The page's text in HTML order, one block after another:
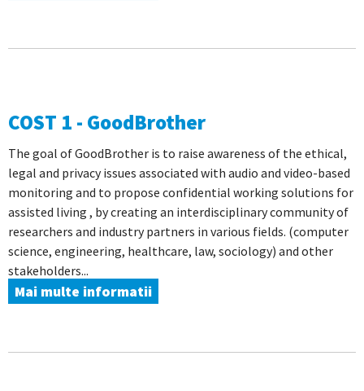
COST 1 - GoodBrother
The goal of GoodBrother is to raise awareness of the ethical,
legal and privacy issues associated with audio and video-based
monitoring and to propose confidential working solutions for
assisted living , by creating an interdisciplinary community of
researchers and industry partners in various fields. (computer
science, engineering, healthcare, law, sociology) and other
stakeholders...
Mai multe informatii